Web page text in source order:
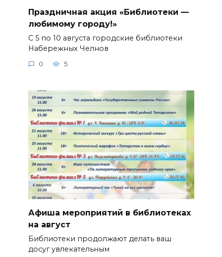
Праздничная акция «Библиотеки —
любимому городу!»
С 5 по 10 августа городские библиотеки
Набережных Челнов
0 5
Афиша мероприятий в библиотеках
на август
Библиотеки продолжают делать ваш
досуг увлекательным